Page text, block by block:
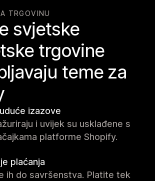
TRGOVINU
svjetske
trgovine
teme za
izazove
i uvijek su usklađene s
platforme Shopify.
plaćanja
ih do savršenstva. Platite tek